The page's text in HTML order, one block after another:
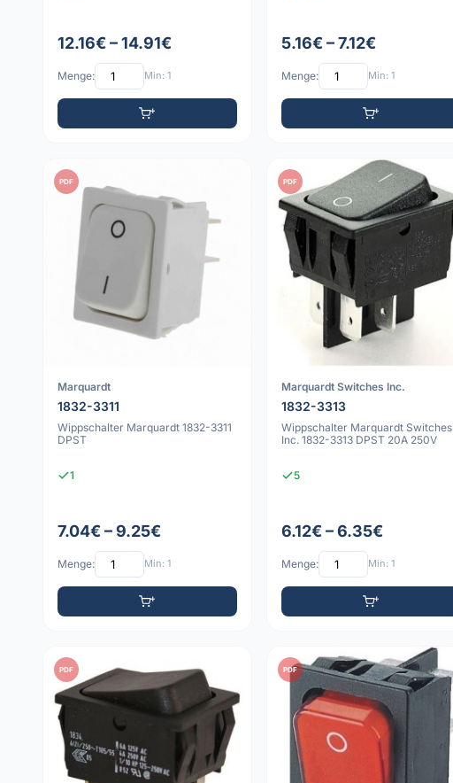
12.16€ – 14.91€
Menge: Min: 1
5.16€ – 7.12€
Menge: Min: 1
PDF
Marquardt
1832-3311
Wippschalter Marquardt 1832-3311
DPST
1
7.04€ – 9.25€
Menge: Min: 1
PDF
Marquardt Switches Inc.
1832-3313
Wippschalter Marquardt Switches
Inc. 1832-3313 DPST 20A 250V
5
6.12€ – 6.35€
Menge: Min: 1
PDF PDF